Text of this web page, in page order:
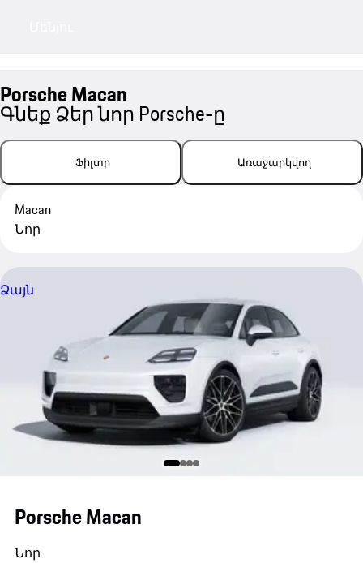
Porsche Macan
Գնեք Ձեր նոր Porsche-ը
Ֆիլտր Առաջարկվող
Macan
Նոր
Ձայն
Porsche Macan
Նոր